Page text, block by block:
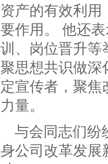
资产的有效利用
要作用。 他还
训、岗位晋升等
聚思想共识做深
定宣传者，聚焦
力
与会同志们纷
身公司改革发展